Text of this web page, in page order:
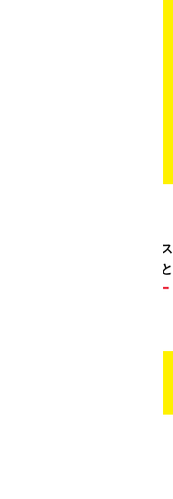
。ガソリンス
既存インフラを活用すること
リー